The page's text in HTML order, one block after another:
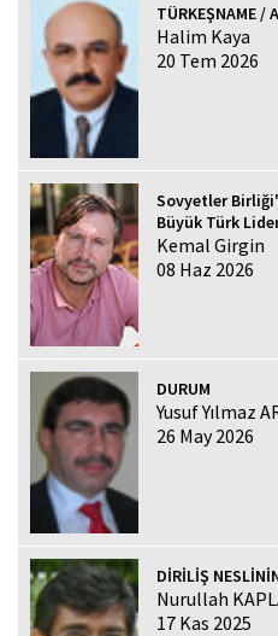
TÜRKEŞNAME /
Halim Kaya
20 Tem 2026
Sovyetler
Büyük Türk
Kemal Girgin
08 Haz 2026
DURUM
Yusuf Yılmaz
26 May 2026
DİRİLİŞ
Nurullah
17 Kas 2025